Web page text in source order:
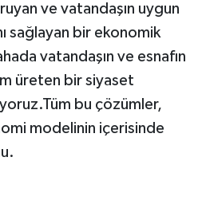
ve vatandaşın uygun
sağlayan bir ekonomik
vatandaşın ve esnafın
üreten bir siyaset
bu çözümler,
modelinin içerisinde